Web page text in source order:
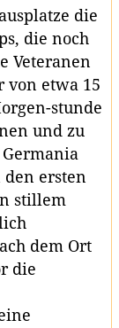
die
die noch
Veteranen
von etwa 15
stunde
und zu
ersten
stillem
dem Ort
die